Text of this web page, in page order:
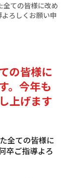
全ての皆様に改め
ろしくお願い申
の皆様に
。今年も
上げます
全ての皆様に
卒ご指導よろ